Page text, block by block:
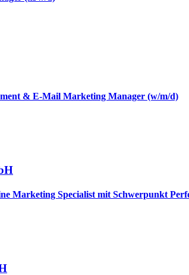
& E-Mail Marketing Manager (w/m/d)
Marketing Specialist mit Schwerpunkt